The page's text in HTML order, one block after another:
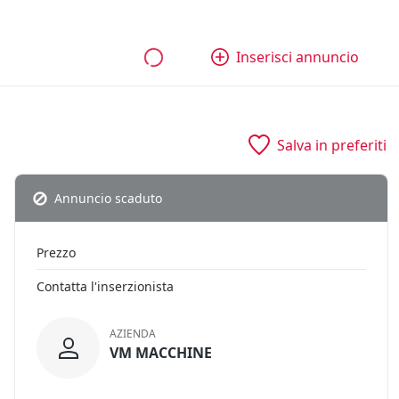
Inserisci annuncio
Salva in preferiti
Annuncio scaduto
Prezzo
Contatta l'inserzionista
AZIENDA
VM MACCHINE